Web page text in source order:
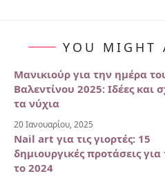
YOU MIGHT
Μανικιούρ για την ημέρα
Βαλεντίνου 2025: Ιδέες και
τα νύχια
20 Ιανουαρίου, 2025
Nail art για τις γιορτές: 15
δημιουργικές προτάσεις
το 2024